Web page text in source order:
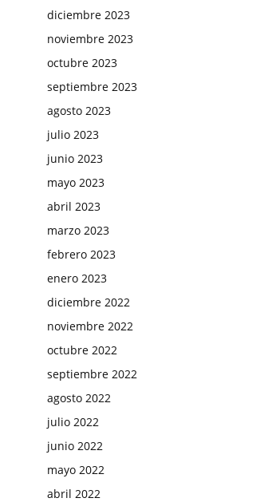
diciembre 2023
noviembre 2023
octubre 2023
septiembre 2023
agosto 2023
julio 2023
junio 2023
mayo 2023
abril 2023
marzo 2023
febrero 2023
enero 2023
diciembre 2022
noviembre 2022
octubre 2022
septiembre 2022
agosto 2022
julio 2022
junio 2022
mayo 2022
abril 2022